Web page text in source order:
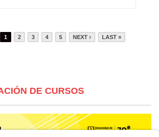
1 2 3 4 5 NEXT › LAST »
DE CURSOS